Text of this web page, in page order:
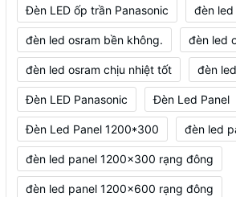
Đèn LED ốp trần Panasonic đèn led
đèn led osram bền không. đèn led
đèn led osram chịu nhiệt tốt đèn
Đèn LED Panasonic Đèn Led Panel
Đèn Led Panel 1200*300 đèn led
đèn led panel 1200x300 rạng đông
đèn led panel 1200x600 rạng đông